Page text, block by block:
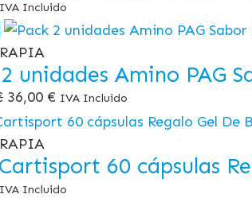
IVA Incluido
unidades Amino PAG
36,00 € IVA Incluido
60 cápsulas
IVA Incluido